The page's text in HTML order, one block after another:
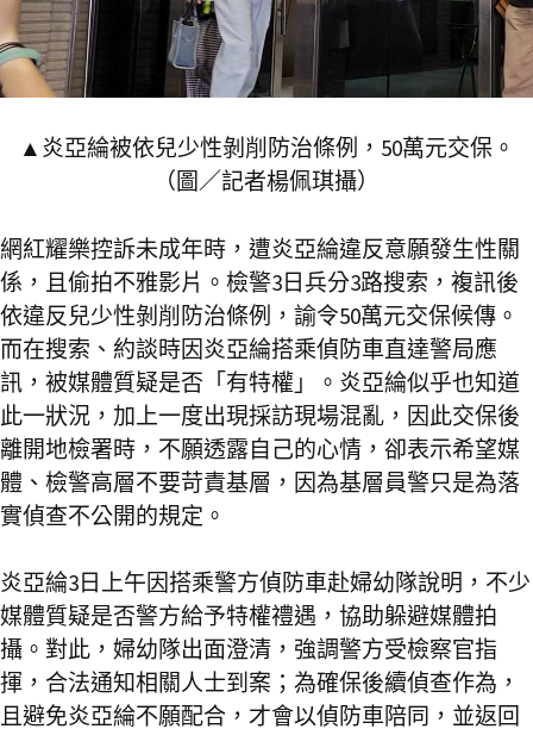
▲炎亞綸被依兒少性剝削防治條例，50萬元交保。
（圖／記者楊佩琪攝）
網紅耀樂控訴未成年時，遭炎亞綸違反意願發生性關
係，且偷拍不雅影片。檢警3日兵分3路搜索，複訊後
依違反兒少性剝削防治條例，諭令50萬元交保候傳。
而在搜索、約談時因炎亞綸搭乘偵防車直達警局應
訊，被媒體質疑是否「有特權」。炎亞綸似乎也知道
此一狀況，加上一度出現採訪現場混亂，因此交保後
離開地檢署時，不願透露自己的心情，卻表示希望媒
體、檢警高層不要苛責基層，因為基層員警只是為落
實偵查不公開的規定。
炎亞綸3日上午因搭乘警方偵防車赴婦幼隊說明，不少
媒體質疑是否警方給予特權禮遇，協助躲避媒體拍
攝。對此，婦幼隊出面澄清，強調警方受檢察官指
揮，合法通知相關人士到案；為確保後續偵查作為，
且避免炎亞綸不願配合，才會以偵防車陪同，並返回